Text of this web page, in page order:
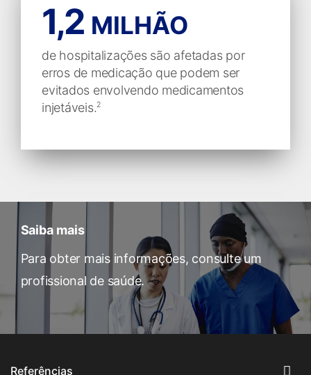
1,2 MILHÃO
de hospitalizações são afetadas por
erros de medicação que podem ser
evitados envolvendo medicamentos
injetáveis.2
Saiba mais
Para obter mais informações, consulte um
profissional de saúde.
Referências